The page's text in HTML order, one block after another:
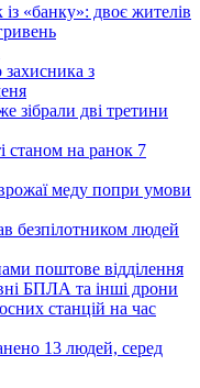
«банку»: двоє жителів
захисника з
зібрали дві третини
станом на ранок 7
меду попри умови
безпілотником людей
поштове відділення
БПЛА та інші дрони
станцій на час
13 людей, серед